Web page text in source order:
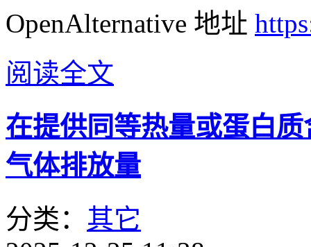
OpenAlternative 地址
阅读全文
在提供同等热量或蛋白
气体排放量
分类： 其它